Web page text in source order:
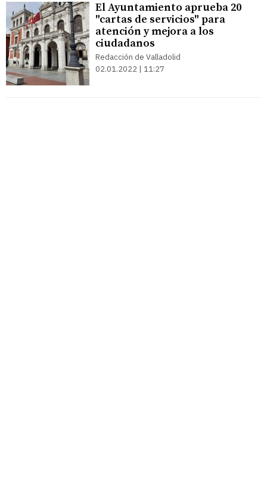
El Ayuntamiento aprueba 20
"cartas de servicios" para
atención y mejora a los
ciudadanos
Redacción de Valladolid
02.01.2022 | 11:27